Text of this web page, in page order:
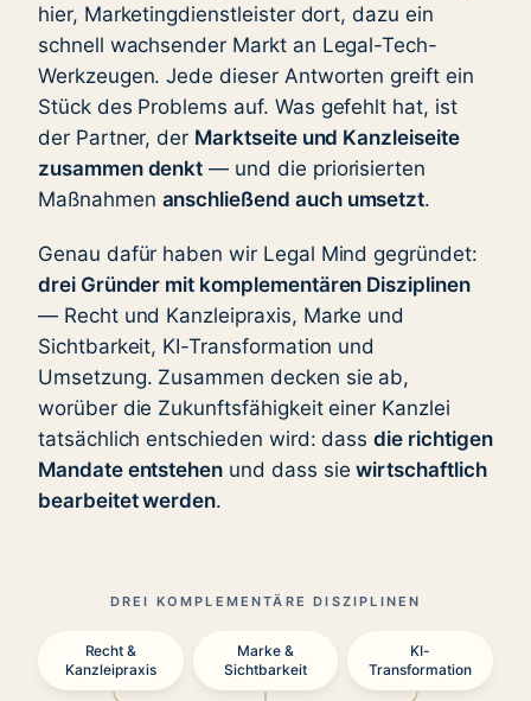
hier, Marketingdienstleister dort, dazu ein
schnell wachsender Markt an Legal-Tech-
Werkzeugen. Jede dieser Antworten greift ein
Stück des Problems auf. Was gefehlt hat, ist
der Partner, der Marktseite und Kanzleiseite
zusammen denkt — und die priorisierten
Maßnahmen anschließend auch umsetzt.
Genau dafür haben wir Legal Mind gegründet:
drei Gründer mit komplementären Disziplinen
— Recht und Kanzleipraxis, Marke und
Sichtbarkeit, KI-Transformation und
Umsetzung. Zusammen decken sie ab,
worüber die Zukunftsfähigkeit einer Kanzlei
tatsächlich entschieden wird: dassdie richtigen
Mandate entstehen und dass siewirtschaftlich
bearbeitet werden.
DREI KOMPLEMENTÄRE DISZIPLINEN
Recht &
Kanzleipraxis
Marke &
Sichtbarkeit
KI-
Transformation